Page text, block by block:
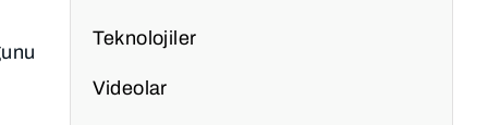
Teknolojiler
Videolar